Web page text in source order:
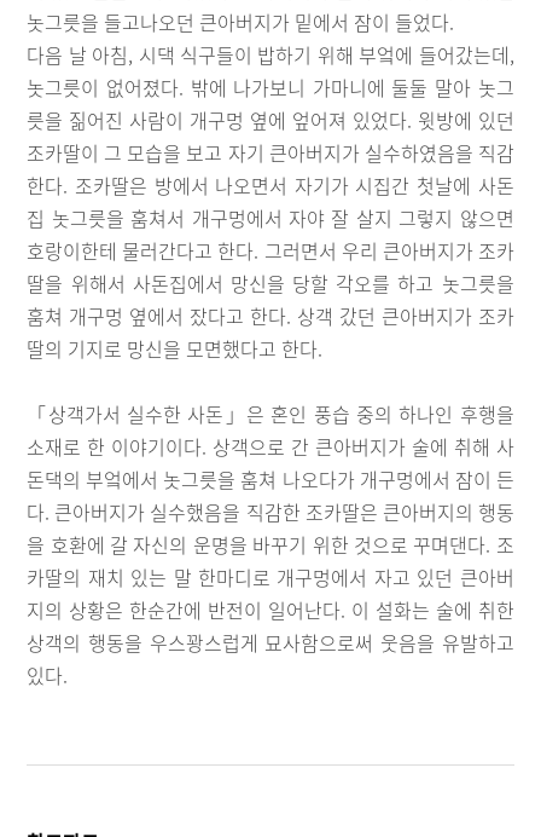
놋그릇을 들고나오던 큰아버지가 밑에서 잠이 들었다.
다음 날 아침, 시댁 식구들이 밥하기 위해 부엌에 들어갔는데,
놋그릇이 없어졌다. 밖에 나가보니 가마니에 둘둘 말아 놋그
릇을 짊어진 사람이 개구멍 옆에 엎어져 있었다. 윗방에 있던
조카딸이 그 모습을 보고 자기 큰아버지가 실수하였음을 직감
한다. 조카딸은 방에서 나오면서 자기가 시집간 첫날에 사돈
집 놋그릇을 훔쳐서 개구멍에서 자야 잘 살지 그렇지 않으면
호랑이한테 물러간다고 한다. 그러면서 우리 큰아버지가 조카
딸을 위해서 사돈집에서 망신을 당할 각오를 하고 놋그릇을
훔쳐 개구멍 옆에서 잤다고 한다. 상객 갔던 큰아버지가 조카
딸의 기지로 망신을 모면했다고 한다.
「상객가서 실수한 사돈」은 혼인 풍습 중의 하나인 후행을
소재로 한 이야기이다. 상객으로 간 큰아버지가 술에 취해 사
돈댁의 부엌에서 놋그릇을 훔쳐 나오다가 개구멍에서 잠이 든
다. 큰아버지가 실수했음을 직감한 조카딸은 큰아버지의 행동
을 호환에 갈 자신의 운명을 바꾸기 위한 것으로 꾸며댄다. 조
카딸의 재치 있는 말 한마디로 개구멍에서 자고 있던 큰아버
지의 상황은 한순간에 반전이 일어난다. 이 설화는 술에 취한
상객의 행동을 우스꽝스럽게 묘사함으로써 웃음을 유발하고
있다.